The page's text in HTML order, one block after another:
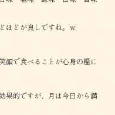
ほどが良しですね。ｗ
顔で食べることが心身の糧に
果的ですが、月は今日から満